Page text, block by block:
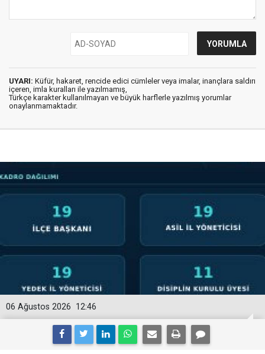
UYARI: Küfür, hakaret, rencide edici cümleler veya imalar, inançlara saldırı
içeren, imla kuralları ile yazılmamış,
Türkçe karakter kullanılmayan ve büyük harflerle yazılmış yorumlar
onaylanmamaktadır.
12:46
06 Ağustos 2026